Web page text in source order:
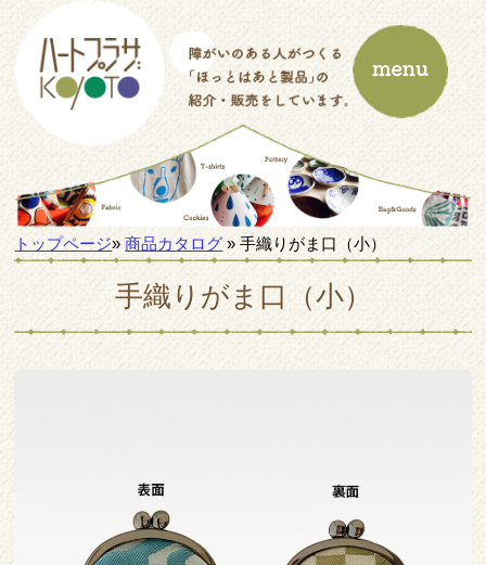
トップページ»商品カタログ » 手織りがま口（小）
手織りがま口（小）